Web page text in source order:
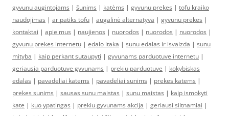
gyvunu augintojams | šunims | katėms | gyvunu prekes | tofu kraiko
naudojimas | ar patiks tofu | augalinė alternatyva | gyvunu prekes |
kontaktai | apie mus | naujienos | nuorodos | nuorodos | nuorodos |
gyvunu prekes internetu | edalo itaka | sunu edalas ir isvaizda | sunu
mityba | kaip perkant sutaupyti | gyvunams parduotuve internetu |
geriausia parduotuve gyvunams | prekiu parduotuve | kokybiskas
edalas | pavadeliai katems | pavadeliai sunims | prekes katems |
prekes sunims | sausas sunu maistas | sunu maistas | kaip ismokyti
kate | kuo ypatingas | prekiu gyvunams akcija | geriausi siltnamiai |